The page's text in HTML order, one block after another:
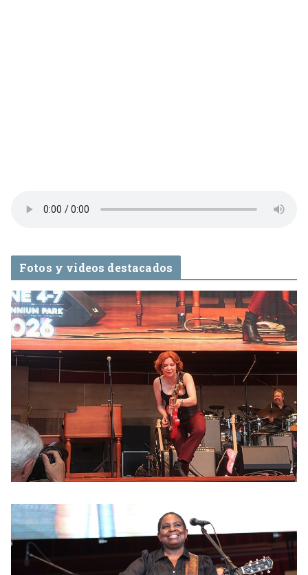
Fotos y videos destacados